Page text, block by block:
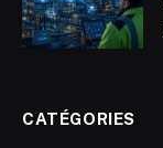
CATÉGORIES